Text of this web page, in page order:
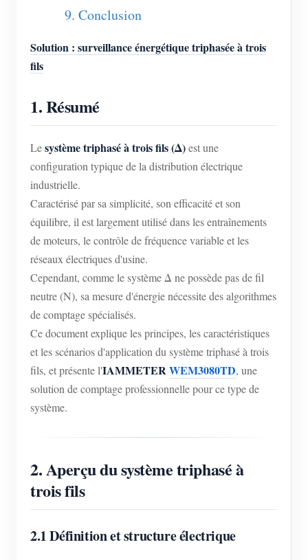
9. Conclusion
Solution : surveillance énergétique triphasée à trois
fils
1. Résumé
Lesystème triphasé à trois fils (Δ)est une
configuration typique de la distribution électrique
industrielle.
Caractérisé par sa simplicité, son efficacité et son
équilibre, il est largement utilisé dans les entraînements
de moteurs, le contrôle de fréquence variable et les
réseaux électriques d'usine.
Cependant, comme le système Δ ne possède pas de fil
neutre (N), sa mesure d'énergie nécessite des algorithmes
de comptage spécialisés.
Ce document explique les principes, les caractéristiques
et les scénarios d'application du système triphasé à trois
fils, et présente l'IAMMETERWEM3080TD, une
solution de comptage professionnelle pour ce type de
système.
2. Aperçu du système triphasé à
trois fils
2.1 Définition et structure électrique